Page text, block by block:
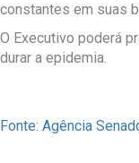
constantes em suas
O Executivo poderá
durar a epidemia.
Fonte: Agência